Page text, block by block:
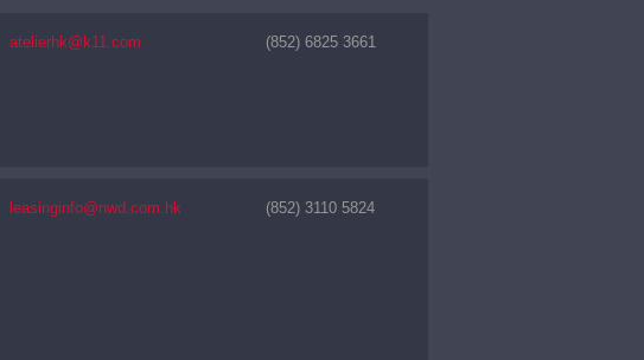
atelierhk@k11.com (852) 6825 3661
leasinginfo@nwd.com.hk (852) 3110 5824